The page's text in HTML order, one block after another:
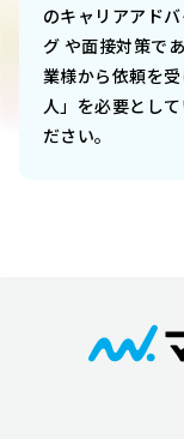
のキャリアアド
グ や面接対策で
業様から依頼を
人」を必要とし
ださい。